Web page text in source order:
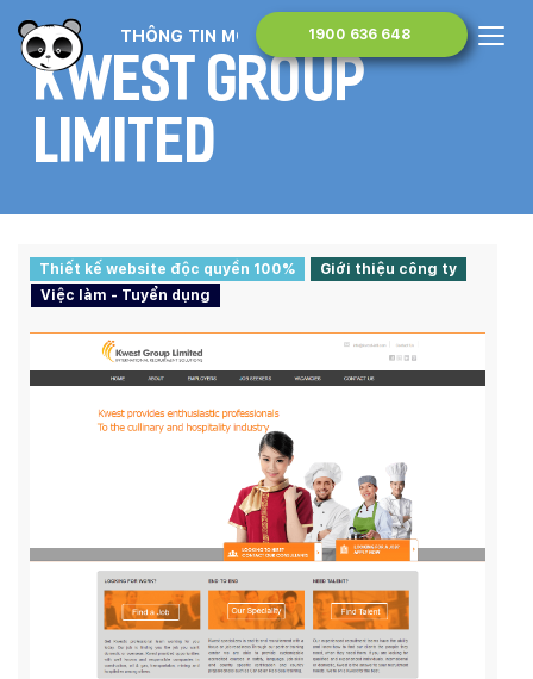
1900 636 648
THÔNG TIN MONA MEDIA
Kwest Group
Limited
Thiết kế website độc quyền 100%
Giới thiệu công ty
Việc làm - Tuyển dụng